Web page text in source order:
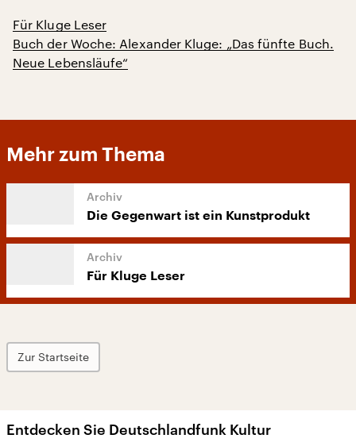
Für Kluge Leser
Buch der Woche: Alexander Kluge: „Das fünfte Buch.
Neue Lebensläufe“
Mehr zum Thema
Die Gegenwart ist ein Kunstprodukt
Für Kluge Leser
Zur Startseite
Entdecken Sie Deutschlandfunk Kultur